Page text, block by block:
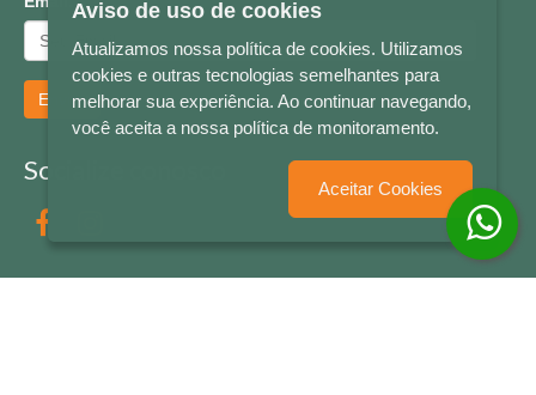
Enviar
Socialize conosco
Aviso de uso de cookies
Atualizamos nossa política de cookies. Utilizamos
cookies e outras tecnologias semelhantes para
melhorar sua experiência. Ao continuar navegando,
você aceita a nossa política de monitoramento.
Aceitar Cookies